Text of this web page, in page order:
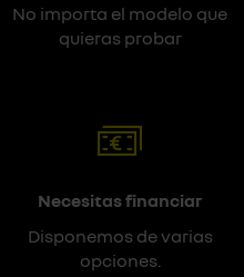
No importa el modelo que
quieras probar
Necesitas financiar
Disponemos de varias
opciones.